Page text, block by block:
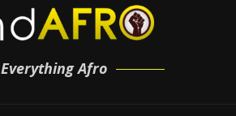
Everything Afro